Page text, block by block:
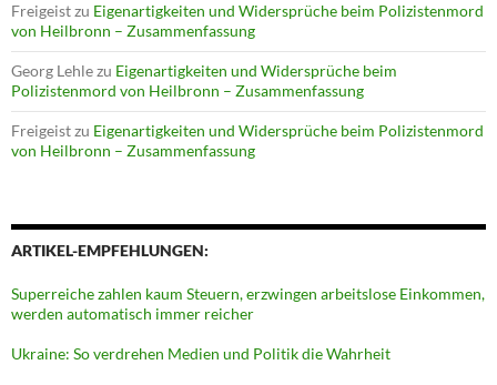
Freigeistzu Eigenartigkeiten und Widersprüche beim Polizistenmord
von Heilbronn – Zusammenfassung
Georg Lehlezu Eigenartigkeiten und Widersprüche beim
Polizistenmord von Heilbronn – Zusammenfassung
Freigeistzu Eigenartigkeiten und Widersprüche beim Polizistenmord
von Heilbronn – Zusammenfassung
ARTIKEL-EMPFEHLUNGEN:
Superreiche zahlen kaum Steuern, erzwingen arbeitslose Einkommen,
werden automatisch immer reicher
Ukraine: So verdrehen Medien und Politik die Wahrheit